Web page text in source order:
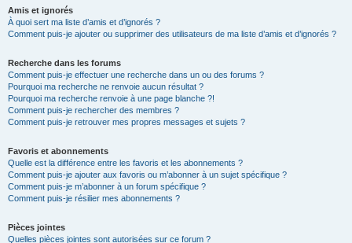
Amis et ignorés
À quoi sert ma liste d’amis et d’ignorés ?
Comment puis-je ajouter ou supprimer des utilisateurs de ma liste d’amis et d’ignorés ?
Recherche dans les forums
Comment puis-je effectuer une recherche dans un ou des forums ?
Pourquoi ma recherche ne renvoie aucun résultat ?
Pourquoi ma recherche renvoie à une page blanche ?!
Comment puis-je rechercher des membres ?
Comment puis-je retrouver mes propres messages et sujets ?
Favoris et abonnements
Quelle est la différence entre les favoris et les abonnements ?
Comment puis-je ajouter aux favoris ou m’abonner à un sujet spécifique ?
Comment puis-je m’abonner à un forum spécifique ?
Comment puis-je résilier mes abonnements ?
Pièces jointes
Quelles pièces jointes sont autorisées sur ce forum ?